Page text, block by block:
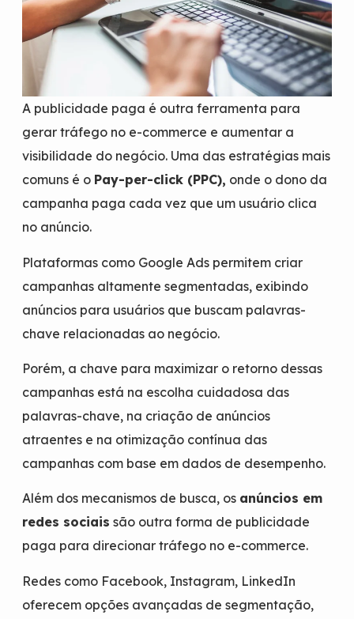
A publicidade paga é outra ferramenta para
gerar tráfego no e-commerce e aumentar a
visibilidade do negócio. Uma das estratégias mais
comuns é o Pay-per-click (PPC), onde o dono da
campanha paga cada vez que um usuário clica
no anúncio.
Plataformas como Google Ads permitem criar
campanhas altamente segmentadas, exibindo
anúncios para usuários que buscam palavras-
chave relacionadas ao negócio.
Porém, a chave para maximizar o retorno dessas
campanhas está na escolha cuidadosa das
palavras-chave, na criação de anúncios
atraentes e na otimização contínua das
campanhas com base em dados de desempenho.
Além dos mecanismos de busca, os anúncios em
redes sociais são outra forma de publicidade
paga para direcionar tráfego no e-commerce.
Redes como Facebook, Instagram, LinkedIn
oferecem opções avançadas de segmentação,